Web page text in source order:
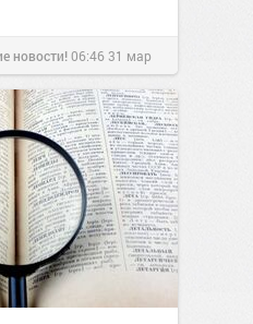
новости!06:46 31 мар